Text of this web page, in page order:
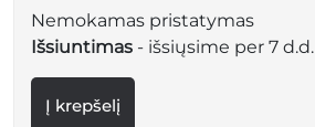
Nemokamas pristatymas
Išsiuntimas - išsiųsime per 7 d.d.
Į krepšelį